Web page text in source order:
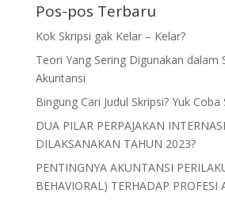
Pos-pos Terbaru
Kok Skripsi gak Kelar – Kelar?
Teori Yang Sering Digunakan dalam
Akuntansi
Bingung Cari Judul Skripsi? Yuk
DUA PILAR PERPAJAKAN
DILAKSANAKAN TAHUN 2023?
PENTINGNYA AKUNTANSI
BEHAVIORAL) TERHADAP PROFESI